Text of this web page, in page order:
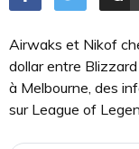
Airwaks et Nikof
dollar entre
à Melbourne, des
sur League of